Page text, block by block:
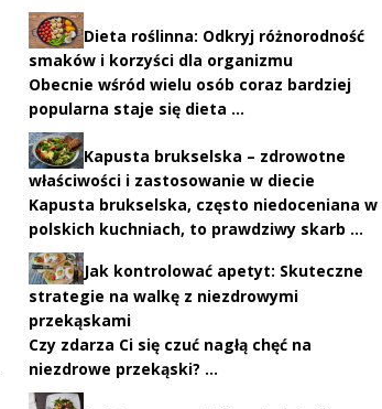
Dieta roślinna: Odkryj różnorodność
smaków i korzyści dla organizmu
Obecnie wśród wielu osób coraz bardziej
popularna staje się dieta …
Kapusta brukselska – zdrowotne
właściwości i zastosowanie w diecie
Kapusta brukselska, często niedoceniana w
polskich kuchniach, to prawdziwy skarb …
Jak kontrolować apetyt: Skuteczne
strategie na walkę z niezdrowymi
przekąskami
Czy zdarza Ci się czuć nagłą chęć na
niezdrowe przekąski? …